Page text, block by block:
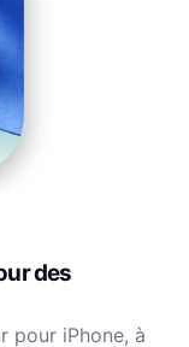
des
pour iPhone, à